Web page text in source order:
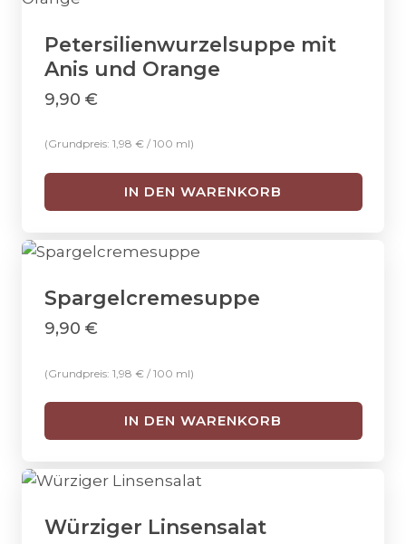
Petersilienwurzelsuppe mit
Anis und Orange
9,90 €
(Grundpreis: 1,98 €/ 100 ml)
IN DEN WARENKORB
Spargelcremesuppe
9,90 €
(Grundpreis: 1,98 €/ 100 ml)
IN DEN WARENKORB
Würziger Linsensalat